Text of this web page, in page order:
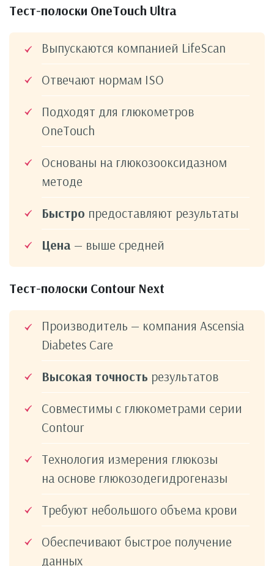
Тест-полоски OneTouch Ultra
Выпускаются компанией LifeScan
Отвечают нормам ISO
Подходят для глюкометров
OneTouch
Основаны на глюкозооксидазном
методе
Быстро предоставляют результаты
Цена — выше средней
Тест-полоски Contour Next
Производитель — компания Ascensia
Diabetes Care
Высокая точность результатов
Совместимы с глюкометрами серии
Contour
Технология измерения глюкозы
на основе глюкозодегидрогеназы
Требуют небольшого объема крови
Обеспечивают быстрое получение
данных